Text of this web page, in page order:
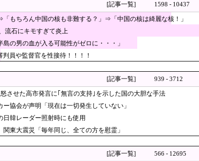
増
接待して以降は7戦無敗だったのが判明
増えた思わぬ「敵」…ウサギ襲い口でくわえる姿も 大久野島
ー代表チームの敗退に激怒、協会長と監督を批判か
しい」「アニメの世界が現実に」[8/8]
」とEV推進派がスカスカ構造を絶賛、これが
継続的に活動するためと説明、クラファン立ち上げも準備
朝鮮は本質的にウクライナと戦争状態に！
こちら・・・」
[記事一覧]
1598 - 10437
もちろん中国の核も非難する？」⇒「中国の核は綺麗な核！」
流石にキモすぎて炎上
の男の血が入る可能性がゼロに・・・」
員や監督官を性接待！！！！
[記事一覧]
939 - 3712
させた高市発言に｢無言の支持｣を示した国の大胆な手法
協会が声明「現在は一切発生していない」
韓レーダー照射時にも使用
東大震災「毎年同じ、全ての方を慰霊」
[記事一覧]
566 - 12695